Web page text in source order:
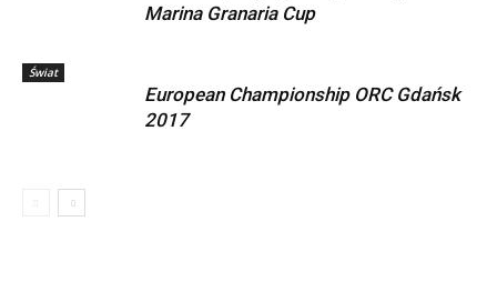
Marina Granaria Cup
Świat
European Championship ORC Gdańsk
2017